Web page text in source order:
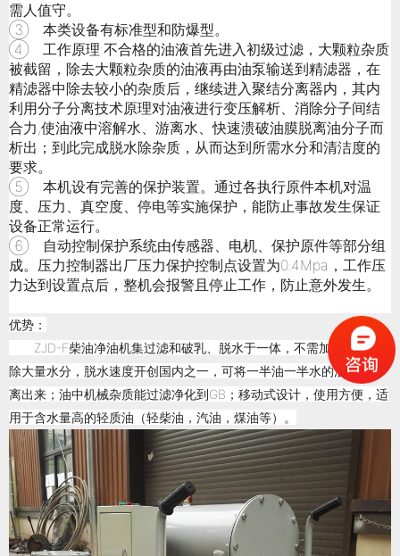
需人值守。
③ 本类设备有标准型和防爆型。
④ 工作原理:不合格的油液首先进入初级过滤，大颗粒杂质
被截留，除去大颗粒杂质的油液再由油泵输送到精滤器，在
精滤器中除去较小的杂质后，继续进入聚结分离器内，其内
利用分子分离技术原理对油液进行变压解析、消除分子间结
合力,使油液中溶解水、游离水、快速溃破油膜脱离油分子而
析出；到此完成脱水除杂质，从而达到所需水分和清洁度的
要求。
⑤ 本机设有完善的保护装置。通过各执行原件本机对温
度、压力、真空度、停电等实施保护，能防止事故发生保证
设备正常运行。
⑥ 自动控制保护系统由传感器、电机、保护原件等部分组
成。压力控制器出厂压力保护控制点设置为0.4Mpa，工作压
力达到设置点后，整机会报警且停止工作，防止意外发生。
优势：
ZJD-F柴油净油机集过滤和破乳、脱水于一体，不需加热即可脱
除大量水分，脱水速度开创国内之一，可将一半油一半水的油快速分
离出来；油中机械杂质能过滤净化到GB；移动式设计，使用方便，适
用于含水量高的轻质油（轻柴油，汽油，煤油等）。